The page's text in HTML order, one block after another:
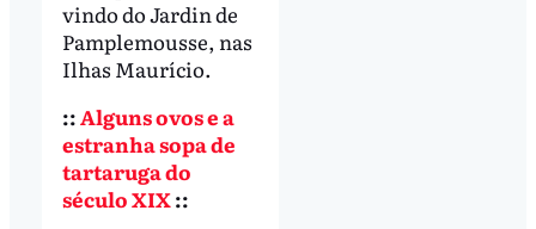
vindo do Jardin de
Pamplemousse, nas
Ilhas Maurício.
::Alguns ovos e a
estranha sopa de
tartaruga do
século XIX::